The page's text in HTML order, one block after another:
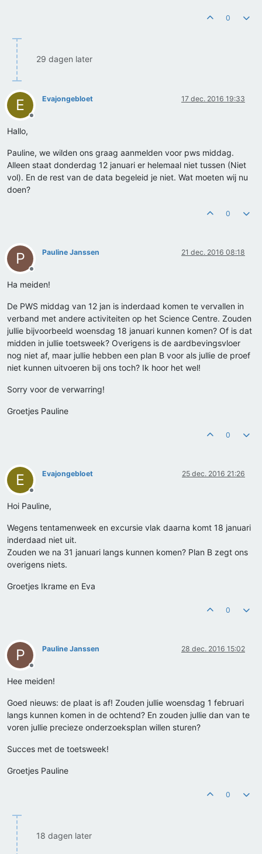
0
29 dagen later
E
Offline
Evajongebloet 17 dec. 2016 19:33
Hallo,
Pauline, we wilden ons graag aanmelden voor pws middag.
Alleen staat donderdag 12 januari er helemaal niet tussen (Niet
vol). En de rest van de data begeleid je niet. Wat moeten wij nu
doen?
0
P
Offline
Pauline Janssen 21 dec. 2016 08:18
Ha meiden!
De PWS middag van 12 jan is inderdaad komen te vervallen in
verband met andere activiteiten op het Science Centre. Zouden
jullie bijvoorbeeld woensdag 18 januari kunnen komen? Of is dat
midden in jullie toetsweek? Overigens is de aardbevingsvloer
nog niet af, maar jullie hebben een plan B voor als jullie de proef
niet kunnen uitvoeren bij ons toch? Ik hoor het wel!
Sorry voor de verwarring!
Groetjes Pauline
0
E
Offline
Evajongebloet 25 dec. 2016 21:26
Hoi Pauline,
Wegens tentamenweek en excursie vlak daarna komt 18 januari
inderdaad niet uit.
Zouden we na 31 januari langs kunnen komen? Plan B zegt ons
overigens niets.
Groetjes Ikrame en Eva
0
P
Offline
Pauline Janssen 28 dec. 2016 15:02
Hee meiden!
Goed nieuws: de plaat is af! Zouden jullie woensdag 1 februari
langs kunnen komen in de ochtend? En zouden jullie dan van te
voren jullie precieze onderzoeksplan willen sturen?
Succes met de toetsweek!
Groetjes Pauline
0
18 dagen later